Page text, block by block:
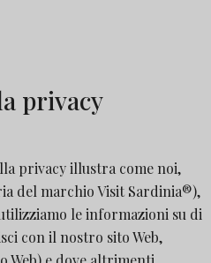
privacy
privacy illustra come noi,
del marchio Visit Sardinia®),
le informazioni su di
con il nostro sito Web,